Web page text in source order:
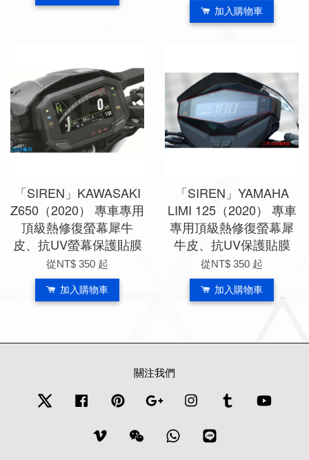
加入購物車
「SIREN」KAWASAKI
Z650（2020） 專車專用
頂級熱修復螢幕犀牛
皮、抗UV螢幕保護貼膜
從NT$ 350 起
加入購物車
「SIREN」YAMAHA
LIMI 125（2020） 專車
專用頂級熱修復螢幕犀
牛皮、抗UV保護貼膜
從NT$ 350 起
加入購物車
關注我們
Twitter Facebook Pinterest Google Instagram Tumblr
Vimeo Wechat Whatsapp